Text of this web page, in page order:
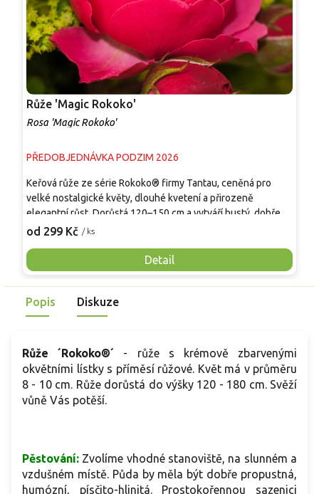
Růže 'Magic Rokoko'
Rosa 'Magic Rokoko'
PŘEDOBJEDNÁVKA PODZIM 2026
od 299 Kč / ks
Detail
Keřová růže ze série Rokoko® firmy Tantau, ceněná pro
velké nostalgické květy, dlouhé kvetení a přirozeně
elegantní růst. Dorůstá 120–150 cm a vytváří hustý, dobře
větvený keř s tmavě zelenými, lesklými listy. Od června až
10 cm, které připomínají historické růže. Květy mají výraznou
červenou až karmínově červenou barvu se světlejším
středem a působí velmi romanticky. Vůně je příjemně sladká
s jemnými ovocnými a růžovými tóny. Skvěle se hodí do
venkovských a romantických zahrad, jako solitéra i do
Popis Diskuze
Růže ´Rokoko®´ - růže s krémově zbarvenými
okvětními lístky s příměsí růžové. Květ má v průměru
8 - 10 cm. Růže dorůstá do výšky 120 - 180 cm. Svěží
vůně Vás potěší.
Pěstování: Zvolíme vhodné stanoviště, na slunném a
vzdušném místě. Půda by měla být dobře propustná,
humózní, písčito-hlinitá. Prostokořennou sazenici